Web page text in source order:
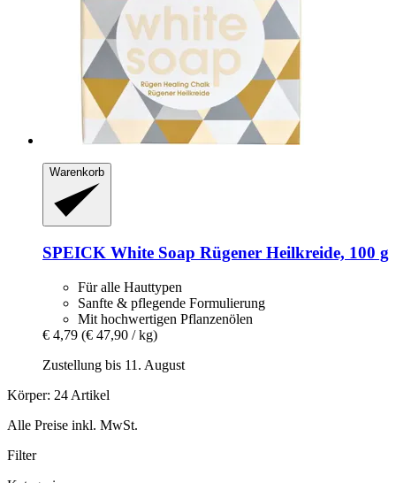
Warenkorb
SPEICK White Soap Rügener Heilkreide, 100 g
Für alle Hauttypen
Sanfte & pflegende Formulierung
Mit hochwertigen Pflanzenölen
€ 4,79 (€ 47,90 / kg)
Zustellung bis 11. August
Körper: 24 Artikel
Alle Preise inkl. MwSt.
Filter